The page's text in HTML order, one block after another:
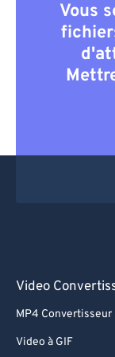
Vous
Video
MP4 Convertisseur
Video à GIF